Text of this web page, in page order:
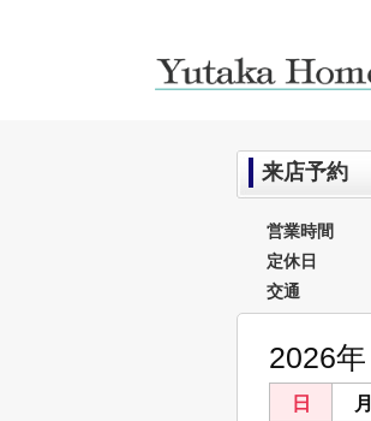
来店予約
営業時間
定休日
交通
2026年
日 月